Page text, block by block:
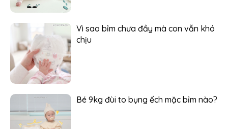
Vì sao bỉm chưa đầy mà con vẫn khó
chịu
Bé 9kg đùi to bụng ếch mặc bỉm nào?